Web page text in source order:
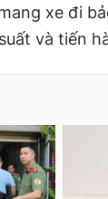
xe đi
và tiến